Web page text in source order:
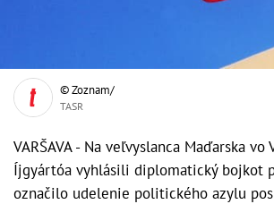
© Zoznam/
TASR
VARŠAVA - Na veľvyslanca Maďarska vo
Íjgyártóa vyhlásili diplomatický bojkot
označilo udelenie politického azylu